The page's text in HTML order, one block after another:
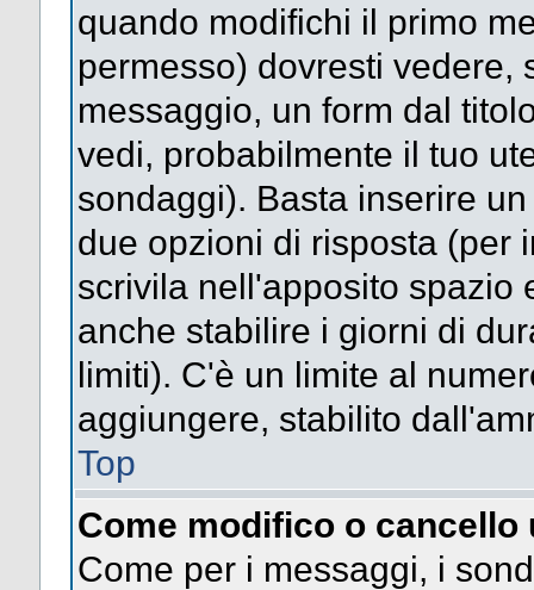
quando modifichi il primo
permesso) dovresti vedere,
messaggio, un form dal
vedi, probabilmente il tuo
sondaggi). Basta inserire
due opzioni di risposta (per
scrivila nell'apposito spazio
anche stabilire i giorni di
limiti). C'è un limite al
aggiungere, stabilito
Top
Come modifico o cancello
Come per i messaggi, i